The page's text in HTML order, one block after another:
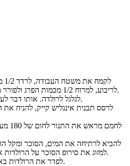
לריבוע, למרוח 1/2 מכמות הפרג ולפורר מעל חצי מכמות החלבה.
לגלגל לרולדה. אותו דבר לעשות עם הבצק הנותר.
למזוג את סירופ הסוכר על הרולדות איך שהן יוצאות מהתנור.
לפדר את הרולדות באבקת הסוכר ולהתענג.